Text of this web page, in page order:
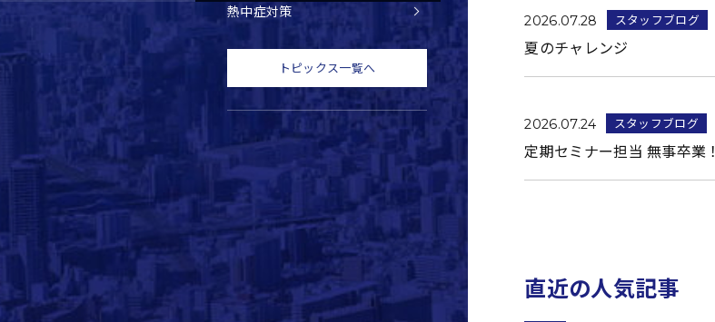
熱中症対策
トピックス一覧へ
2026.07.28 スタッフブログ
夏のチャレンジ
2026.07.24 スタッフブログ
定期セミナー担当 無事卒業！
直近の人気記事